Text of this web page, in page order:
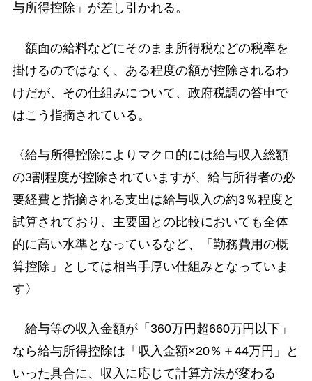
与所得控除」が差し引かれる。
額面の給料などにそのまま所得税などの税率を
掛けるのではなく、ある程度の額が控除されるわ
けだが、その仕組みについて、政府税調の答申で
はこう指摘されている。
〈給与所得控除によりマクロ的には給与収入総額
の3割程度が控除されていますが、給与所得者の必
要経費と指摘される支出は給与収入の約3％程度と
試算されており、主要国との比較においても全体
的に高い水準となっているなど、「勤務費用の概
算控除」としては相当手厚い仕組みとなっていま
す〉
給与等の収入金額が「360万円超660万円以下」
なら給与所得控除は「収入金額×20％＋44万円」と
いった具合に、収入に応じて計算方法が変わる